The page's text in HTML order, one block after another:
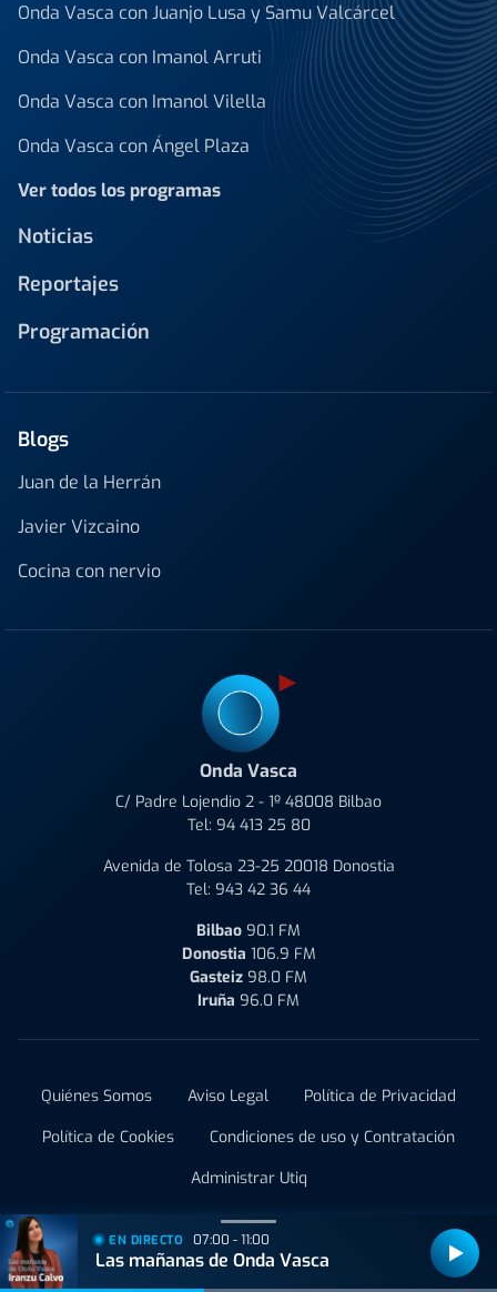
Onda Vasca con Juanjo Lusa y Samu Valcárcel
Onda Vasca con Imanol Arruti
Onda Vasca con Imanol Vilella
Onda Vasca con Ángel Plaza
Ver todos los programas
Noticias
Reportajes
Programación
Blogs
Juan de la Herrán
Javier Vizcaino
Cocina con nervio
Onda Vasca
C/ Padre Lojendio 2 - 1º 48008 Bilbao
Tel: 94 413 25 80
Avenida de Tolosa 23-25 20018 Donostia
Tel: 943 42 36 44
Bilbao 90.1 FM
Donostia 106.9 FM
Gasteiz 98.0 FM
Iruña 96.0 FM
Quiénes Somos Aviso Legal
Política de Privacidad
Política de Cookies
Condiciones de uso y Contratación
Administrar Utiq
© 2021 Onda Vasca
EN DIRECTO 07:00 - 11:00
Las mañanas de Onda Vasca